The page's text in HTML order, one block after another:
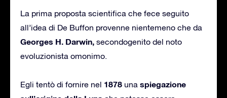
La prima proposta scientifica che fece seguito
all’idea di De Buffon provenne nientemeno che da
Georges H. Darwin, secondogenito del noto
evoluzionista omonimo.
Egli tentò di fornire nel 1878 una spiegazione